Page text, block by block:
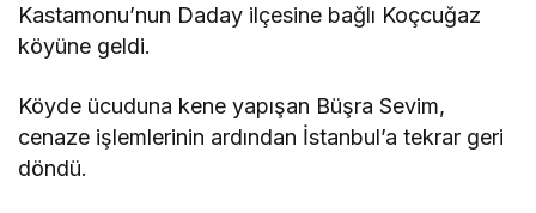
Kastamonu’nun Daday ilçesine bağlı Koçcuğaz
köyüne geldi.
Köyde ücuduna kene yapışan Büşra Sevim,
cenaze işlemlerinin ardından İstanbul’a tekrar geri
döndü.